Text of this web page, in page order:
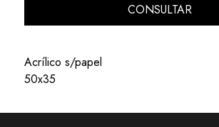
CONSULTAR
Acrílico s/papel
50x35